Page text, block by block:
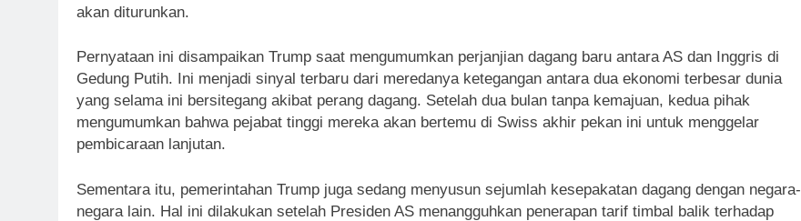
akan diturunkan.
Pernyataan ini disampaikan Trump saat mengumumkan perjanjian dagang baru antara AS dan Inggris di
Gedung Putih. Ini menjadi sinyal terbaru dari meredanya ketegangan antara dua ekonomi terbesar dunia
yang selama ini bersitegang akibat perang dagang. Setelah dua bulan tanpa kemajuan, kedua pihak
mengumumkan bahwa pejabat tinggi mereka akan bertemu di Swiss akhir pekan ini untuk menggelar
pembicaraan lanjutan.
Sementara itu, pemerintahan Trump juga sedang menyusun sejumlah kesepakatan dagang dengan negara-
negara lain. Hal ini dilakukan setelah Presiden AS menangguhkan penerapan tarif timbal balik terhadap